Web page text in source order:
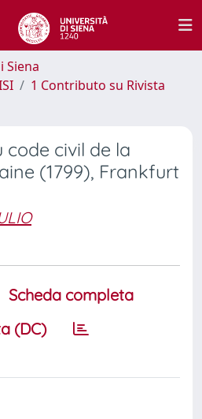
Siena
1 Contributo su Rivista
code civil de la
(1799), Frankfurt
Scheda completa
(DC)